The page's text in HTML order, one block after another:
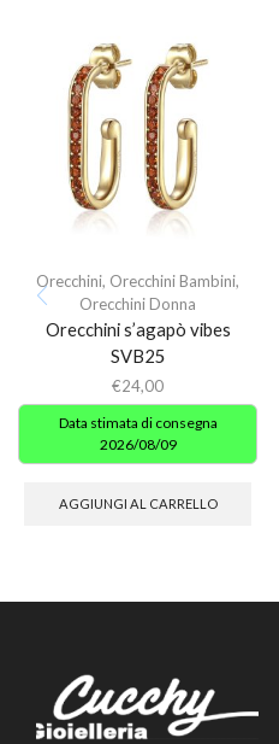
Orecchini, Orecchini Bambini,
Orecchini Donna
Orecchini s’agapò vibes
SVB25
€24,00
Data stimata di consegna
2026/08/09
AGGIUNGI AL CARRELLO